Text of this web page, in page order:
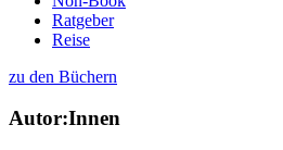
Ratgeber
Reise
zu den Büchern
Autor:Innen